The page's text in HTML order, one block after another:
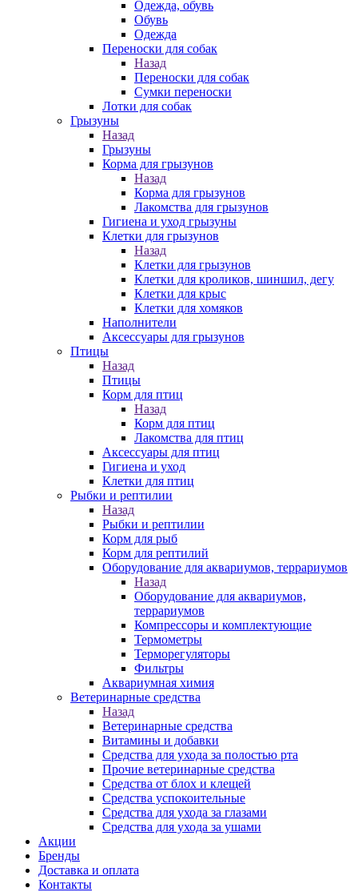
Одежда, обувь
Обувь
Одежда
Переноски для собак
Назад
Переноски для собак
Сумки переноски
Лотки для собак
Грызуны
Назад
Грызуны
Корма для грызунов
Назад
Корма для грызунов
Лакомства для грызунов
Гигиена и уход грызуны
Клетки для грызунов
Назад
Клетки для грызунов
Клетки для кроликов, шиншил, дегу
Клетки для крыс
Клетки для хомяков
Наполнители
Аксессуары для грызунов
Птицы
Назад
Птицы
Корм для птиц
Назад
Корм для птиц
Лакомства для птиц
Аксессуары для птиц
Гигиена и уход
Клетки для птиц
Рыбки и рептилии
Назад
Рыбки и рептилии
Корм для рыб
Корм для рептилий
Оборудование для аквариумов, террариумов
Назад
Оборудование для аквариумов,
террариумов
Компрессоры и комплектующие
Термометры
Терморегуляторы
Фильтры
Аквариумная химия
Ветеринарные средства
Назад
Ветеринарные средства
Витамины и добавки
Средства для ухода за полостью рта
Прочие ветеринарные средства
Средства от блох и клещей
Средства успокоительные
Средства для ухода за глазами
Средства для ухода за ушами
Акции
Бренды
Доставка и оплата
Контакты